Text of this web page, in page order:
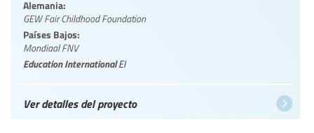
Alemania:
GEW Fair Childhood Foundation
Países Bajos:
Mondiaal FNV
Education InternationalEI
Ver detalles del proyecto